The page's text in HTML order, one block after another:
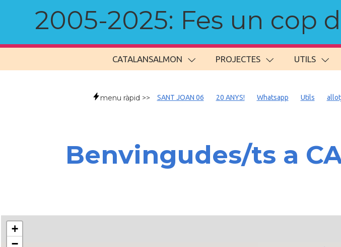
2005-2025: Fes un cop
CATALANSALMON PROJECTES UTILS
menu ràpid >> SANT JOAN 06 20 ANYS! Whatsapp Utils
Benvingudes/ts a
+
−